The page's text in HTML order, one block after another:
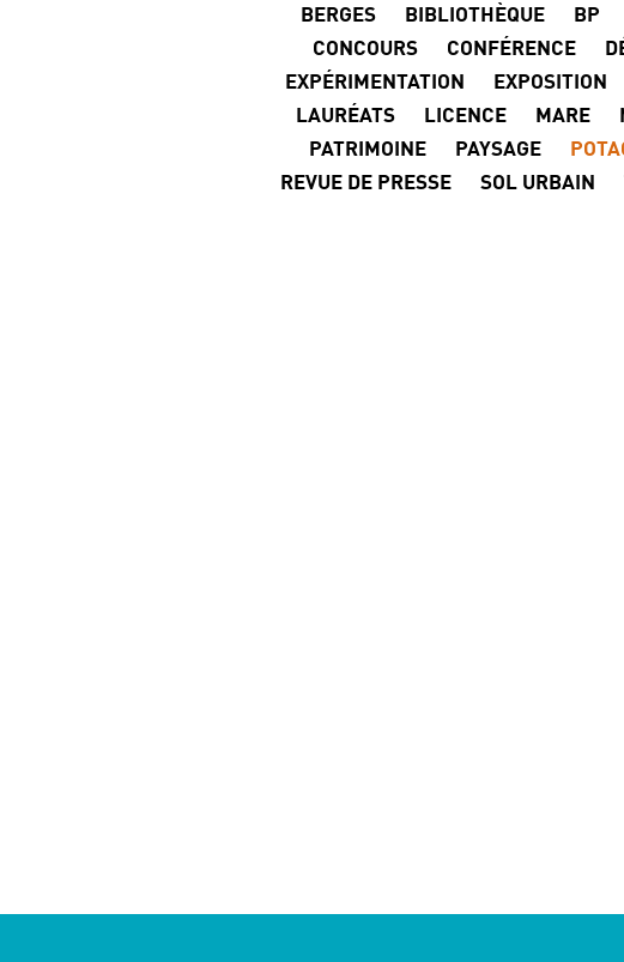
BERGES
BIBLIOTHÈQUE BP
CONCOURS
CONFÉRENCE
EXPÉRIMENTATION
EXPOSITION
LAURÉATS
LICENCE MARE
PATRIMOINE
PAYSAGE
REVUE DE PRESSE
SOL URBAIN